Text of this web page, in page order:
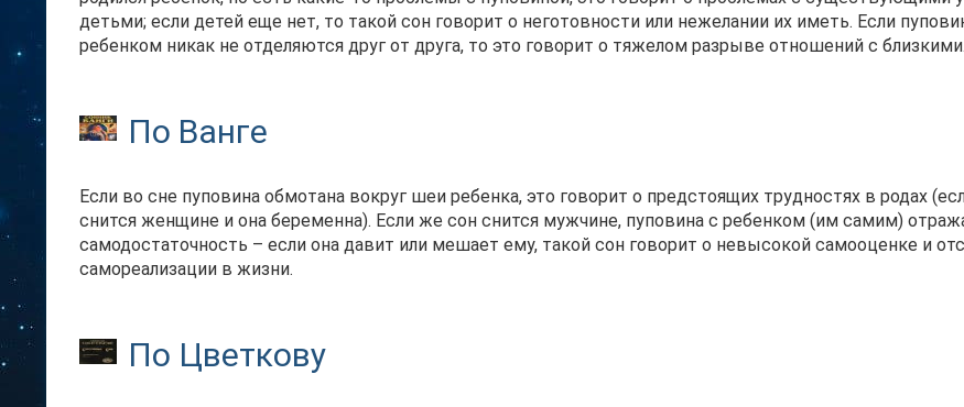
детьми; если детей еще нет, то такой сон говорит о неготовности или нежелании их иметь. Если
ребенком никак не отделяются друг от друга, то это говорит о тяжелом разрыве отношений с близкими.
По Ванге
Если во сне пуповина обмотана вокруг шеи ребенка, это говорит о предстоящих трудностях в родах
снится женщине и она беременна). Если же сон снится мужчине, пуповина с ребенком (им самим)
самодостаточность – если она давит или мешает ему, такой сон говорит о невысокой самооценке и
самореализации в жизни.
По Цветкову